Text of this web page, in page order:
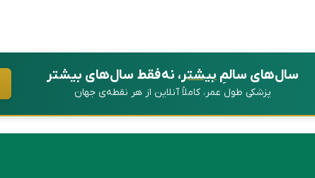
سال‌های سالمِبیشتر، نه فقط سال‌های بیشتر
پزشکی طول عمر، کاملاً آنلاین از هر نقطه‌ی جهان